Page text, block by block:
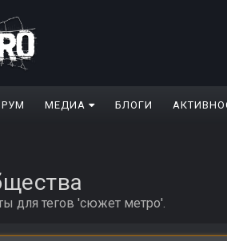
МЕДИА БЛОГИ
для тегов 'сюжет метро'.